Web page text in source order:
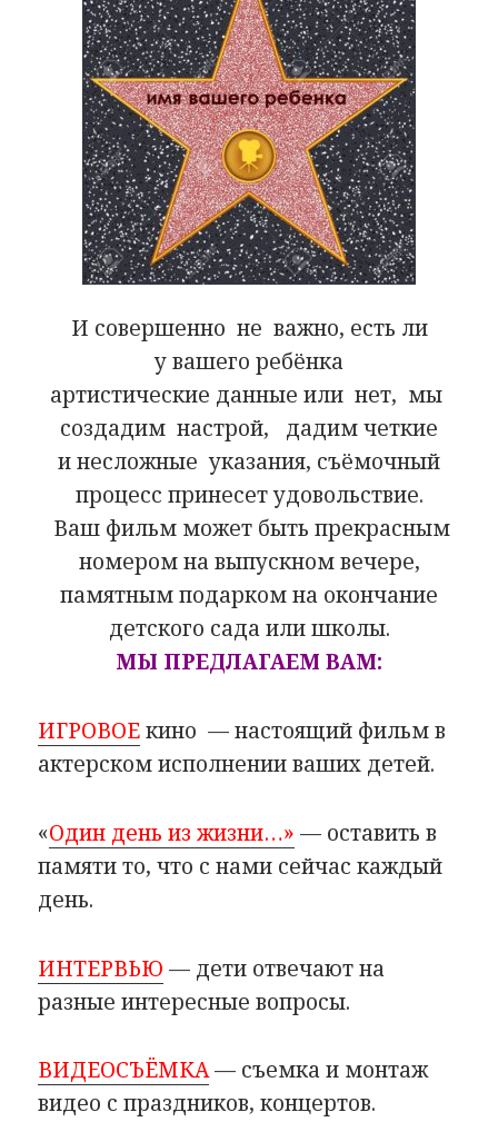
И совершенно не важно, есть ли
у вашего ребёнка
артистические данные или нет, мы
создадим настрой, дадим четкие
и несложные указания, съёмочный
процесс принесет удовольствие.
Ваш фильм может быть прекрасным
номером на выпускном вечере,
памятным подарком на окончание
детского сада или школы.
МЫ ПРЕДЛАГАЕМ ВАМ:
ИГРОВОЕкино — настоящий фильм в
актерском исполнении ваших детей.
«Один день из жизни…» — оставить в
памяти то, что с нами сейчас каждый
день.
ИНТЕРВЬЮ — дети отвечают на
разные интересные вопросы.
ВИДЕОСЪЁМКА— съемка и монтаж
видео с праздников, концертов.